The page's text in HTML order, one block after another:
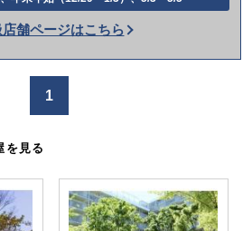
話
か
舗ページはこちら
1
を見る